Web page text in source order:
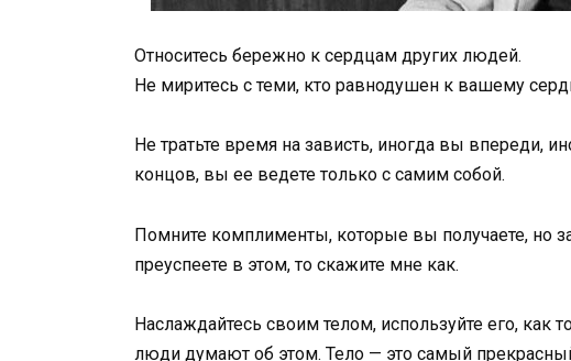
Относитесь бережно к сердцам других людей.
Не миритесь с теми, кто равнодушен к вашему
Не тратьте время на зависть, иногда вы впереди,
концов, вы ее ведете только с самим собой.
Помните комплименты, которые вы получаете, но
преуспеете в этом, то скажите мне как.
Наслаждайтесь своим телом, используйте его, как
люди думают об этом. Тело — это самый